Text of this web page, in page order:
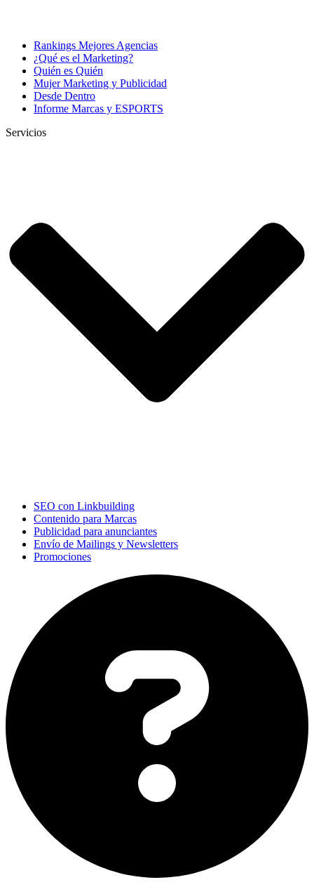
Rankings Mejores Agencias
¿Qué es el Marketing?
Quién es Quién
Mujer Marketing y Publicidad
Desde Dentro
Informe Marcas y ESPORTS
Servicios
SEO con Linkbuilding
Contenido para Marcas
Publicidad para anunciantes
Envío de Mailings y Newsletters
Promociones